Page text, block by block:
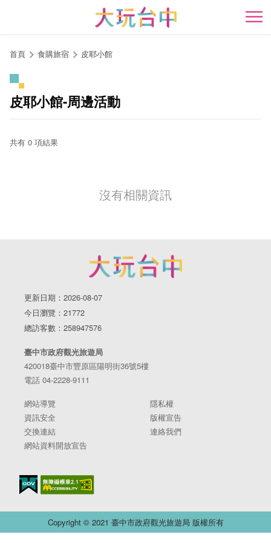
開
首頁 食購旅宿 皮耶小館
皮耶小館-周邊活動
共有 0 項結果
沒有相關資訊
更新日期：2026-08-07
今日瀏覽：21772
總訪客數：258947576
臺中市政府觀光旅遊局
420018臺中市豐原區陽明街36號5樓
電話 04-2228-9111
網站導覽
隱私權
資訊安全
版權宣告
交換連結
連絡我們
網站資料開放宣告
Copyright © 2021 臺中市政府觀光旅遊局 版權所有